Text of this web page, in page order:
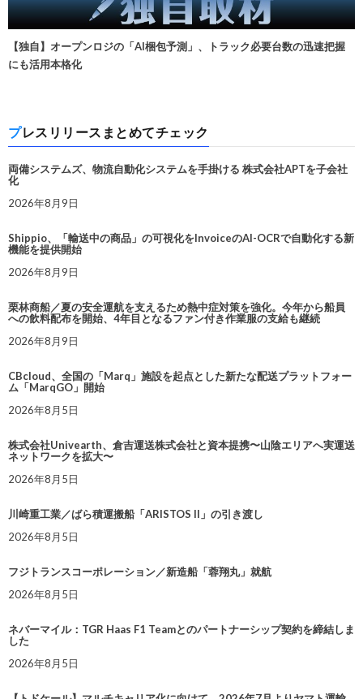
【独自】オープンロジの「AI梱包予測」、トラック必要台数の迅速把握
にも活用本格化
プレスリリースまとめてチェック
両備システムズ、物流自動化システムを手掛ける 株式会社APTを子会社
化
2026年8月9日
Shippio、「輸送中の商品」の可視化をInvoiceのAI-OCRで自動化する新
機能を提供開始
2026年8月9日
栗林商船／夏の安全運航を支えるため熱中症対策を強化。今年から船員
への飲料配布を開始、4年目となるファン付き作業服の支給も継続
2026年8月9日
CBcloud、全国の「Marq」施設を起点とした新たな配送プラットフォー
ム「MarqGO」開始
2026年8月5日
株式会社Univearth、倉吉運送株式会社と資本提携〜山陰エリアへ実運送
ネットワークを拡大〜
2026年8月5日
川崎重工業／ばら積運搬船「ARISTOS II」の引き渡し
2026年8月5日
フジトランスコーポレーション／新造船「蓉翔丸」就航
2026年8月5日
ネバーマイル：TGR Haas F1 Teamとのパートナーシップ契約を締結しま
した
2026年8月5日